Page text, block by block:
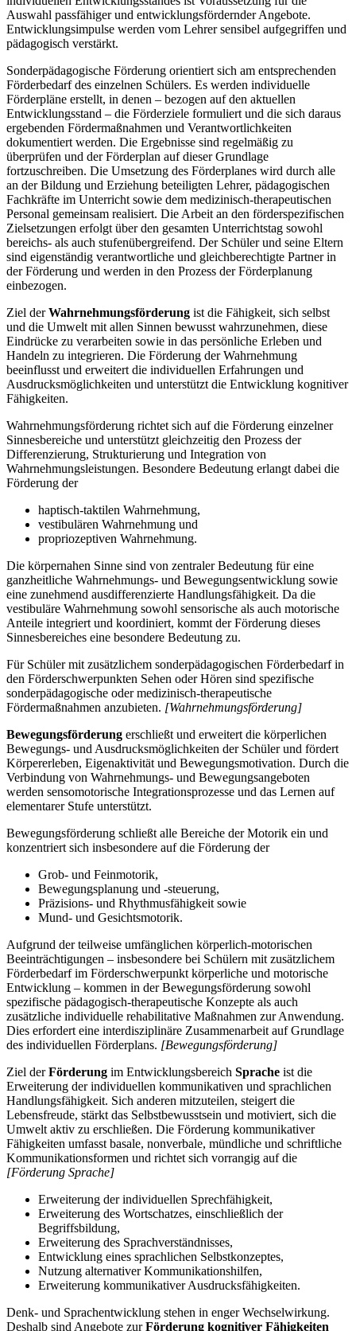
Auswahl passfähiger und entwicklungsfördernder Angebote.
Entwicklungsimpulse werden vom Lehrer sensibel aufgegriffen und
pädagogisch verstärkt.
Sonderpädagogische Förderung orientiert sich am entsprechenden
Förderbedarf des einzelnen Schülers. Es werden individuelle
Förderpläne erstellt, in denen – bezogen auf den aktuellen
Entwicklungsstand – die Förderziele formuliert und die sich daraus
ergebenden Fördermaßnahmen und Verantwortlichkeiten
dokumentiert werden. Die Ergebnisse sind regelmäßig zu
überprüfen und der Förderplan auf dieser Grundlage
fortzuschreiben. Die Umsetzung des Förderplanes wird durch alle
an der Bildung und Erziehung beteiligten Lehrer, pädagogischen
Fachkräfte im Unterricht sowie dem medizinisch-therapeutischen
Personal gemeinsam realisiert. Die Arbeit an den förderspezifischen
Zielsetzungen erfolgt über den gesamten Unterrichtstag sowohl
bereichs- als auch stufenübergreifend. Der Schüler und seine Eltern
sind eigenständig verantwortliche und gleichberechtigte Partner in
der Förderung und werden in den Prozess der Förderplanung
einbezogen.
Ziel derWahrnehmungsförderung ist die Fähigkeit, sich selbst
und die Umwelt mit allen Sinnen bewusst wahrzunehmen, diese
Eindrücke zu verarbeiten sowie in das persönliche Erleben und
Handeln zu integrieren. Die Förderung der Wahrnehmung
beeinflusst und erweitert die individuellen Erfahrungen und
Ausdrucksmöglichkeiten und unterstützt die Entwicklung kognitiver
Fähigkeiten.
Wahrnehmungsförderung richtet sich auf die Förderung einzelner
Sinnesbereiche und unterstützt gleichzeitig den Prozess der
Differenzierung, Strukturierung und Integration von
Wahrnehmungsleistungen. Besondere Bedeutung erlangt dabei die
Förderung der
haptisch-taktilen Wahrnehmung,
vestibulären Wahrnehmung und
propriozeptiven Wahrnehmung.
Die körpernahen Sinne sind von zentraler Bedeutung für eine
ganzheitliche Wahrnehmungs- und Bewegungsentwicklung sowie
eine zunehmend ausdifferenzierte Handlungsfähigkeit. Da die
vestibuläre Wahrnehmung sowohl sensorische als auch motorische
Anteile integriert und koordiniert, kommt der Förderung dieses
Sinnesbereiches eine besondere Bedeutung zu.
Für Schüler mit zusätzlichem sonderpädagogischen Förderbedarf in
den Förderschwerpunkten Sehen oder Hören sind spezifische
sonderpädagogische oder medizinisch-therapeutische
Fördermaßnahmen anzubieten. [Wahrnehmungsförderung]
Bewegungsförderung erschließt und erweitert die körperlichen
Bewegungs- und Ausdrucksmöglichkeiten der Schüler und fördert
Körpererleben, Eigenaktivität und Bewegungsmotivation. Durch die
Verbindung von Wahrnehmungs- und Bewegungsangeboten
werden sensomotorische Integrationsprozesse und das Lernen auf
elementarer Stufe unterstützt.
Bewegungsförderung schließt alle Bereiche der Motorik ein und
konzentriert sich insbesondere auf die Förderung der
Grob- und Feinmotorik,
Bewegungsplanung und -steuerung,
Präzisions- und Rhythmusfähigkeit sowie
Mund- und Gesichtsmotorik.
Aufgrund der teilweise umfänglichen körperlich-motorischen
Beeinträchtigungen – insbesondere bei Schülern mit zusätzlichem
Förderbedarf im Förderschwerpunkt körperliche und motorische
Entwicklung – kommen in der Bewegungsförderung sowohl
spezifische pädagogisch-therapeutische Konzepte als auch
zusätzliche individuelle rehabilitative Maßnahmen zur Anwendung.
Dies erfordert eine interdisziplinäre Zusammenarbeit auf Grundlage
des individuellen Förderplans. [Bewegungsförderung]
Ziel derFörderung im Entwicklungsbereich Sprache ist die
Erweiterung der individuellen kommunikativen und sprachlichen
Handlungsfähigkeit. Sich anderen mitzuteilen, steigert die
Lebensfreude, stärkt das Selbstbewusstsein und motiviert, sich die
Umwelt aktiv zu erschließen. Die Förderung kommunikativer
Fähigkeiten umfasst basale, nonverbale, mündliche und schriftliche
Kommunikationsformen und richtet sich vorrangig auf die
[Förderung Sprache]
Erweiterung der individuellen Sprechfähigkeit,
Erweiterung des Wortschatzes, einschließlich der
Begriffsbildung,
Erweiterung des Sprachverständnisses,
Entwicklung eines sprachlichen Selbstkonzeptes,
Nutzung alternativer Kommunikationshilfen,
Erweiterung kommunikativer Ausdrucksfähigkeiten.
Denk- und Sprachentwicklung stehen in enger Wechselwirkung.
Deshalb sind Angebote zurFörderung kognitiver Fähigkeiten